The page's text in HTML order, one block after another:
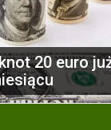
20 euro